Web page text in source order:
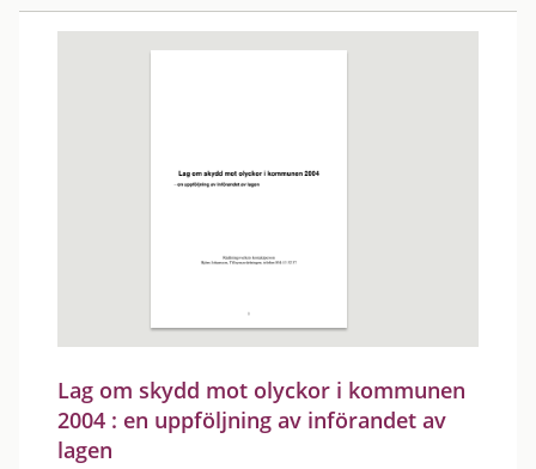
Lag om skydd mot olyckor i kommunen
2004 : en uppföljning av införandet av
lagen